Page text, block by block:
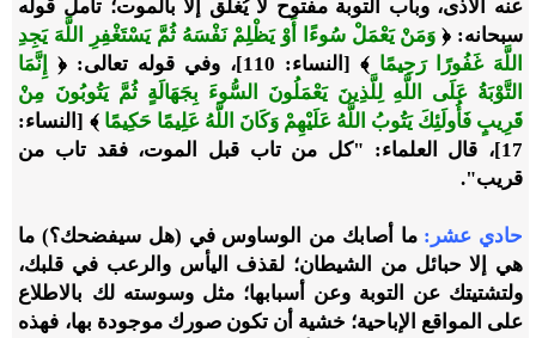
عنه الأذى، وباب التوبة مفتوح لا يُغلق إلا بالموت؛ تأمل قوله
سبحانه: ﴿ وَمَنْ يَعْمَلْ سُوءًا أَوْ يَظْلِمْ نَفْسَهُ ثُمَّ يَسْتَغْفِرِ اللَّهَ يَجِدِ
اللَّهَ غَفُورًا رَحِيمًا ﴾ [النساء: 110]، وفي قوله تعالى: ﴿
إِنَّمَا
التَّوْبَةُ عَلَى اللَّهِ لِلَّذِينَ يَعْمَلُونَ السُّوءَ بِجَهَالَةٍ ثُمَّ يَتُوبُونَ مِنْ
قَرِيبٍ فَأُولَئِكَ يَتُوبُ اللَّهُ عَلَيْهِمْ وَكَانَ اللَّهُ عَلِيمًا حَكِيمًا ﴾ [النساء:
17]، قال العلماء: "كل من تاب قبل الموت، فقد تاب من
قريب".
حادي عشر: ما أصابك من الوساوس في (هل سيفضحك؟) ما
هي إلا حبائل من الشيطان؛ لقذف اليأس والرعب في قلبك،
ولتشتيتك عن التوبة وعن أسبابها؛ مثل وسوسته لك بالاطلاع
على المواقع الإباحية؛ خشية أن تكون صورك موجودة بها، فهذه